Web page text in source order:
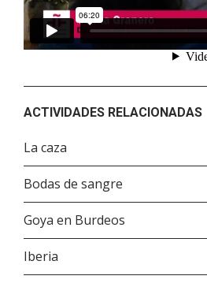
ACTIVIDADES RELACIONADAS
La caza
Bodas de sangre
Goya en Burdeos
Iberia